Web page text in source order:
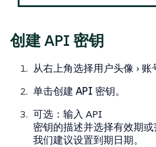
创建 API 密钥
从右上角选择用户头像 账
单击创建 API 密钥。
可选 ：输入 API
密钥的描述并选择有效期或
我们建议设置到期日期。